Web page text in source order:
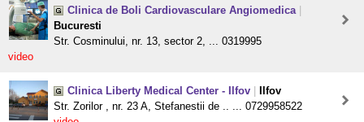
Clinica de Boli Cardiovasculare Angiomedica
Bucuresti
Str. Cosminului, nr. 13, sector 2, ... 0319995
video
Clinica Liberty Medical Center - Ilfov
Ilfov
Str. Zorilor , nr. 23 A, Stefanestii de .. ... 0729958522